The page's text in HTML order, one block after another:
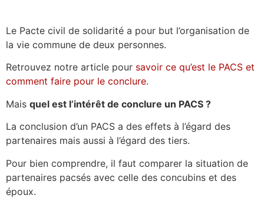
Le Pacte civil de solidarité a pour but l’organisation de
la vie commune de deux personnes.
Retrouvez notre article pour savoir ce qu’est le PACS et
comment faire pour le conclure.
Mais quel est l’intérêt de conclure un PACS ?
La conclusion d’un PACS a des effets à l’égard des
partenaires mais aussi à l’égard des tiers.
Pour bien comprendre, il faut comparer la situation de
partenaires pacsés avec celle des concubins et des
époux.